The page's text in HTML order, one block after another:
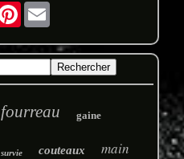
Pinterest
fourreau gaine
survie couteaux main